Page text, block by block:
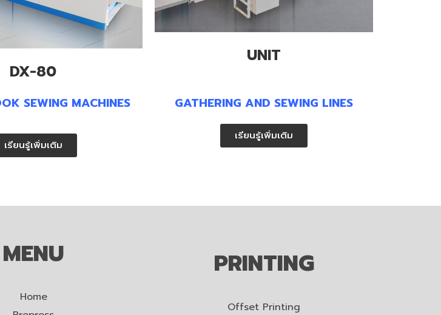
DX-80
SEWING MACHINES
เรียนรู้เพิ่มเติม
UNIT
GATHERING AND SEWING LINES
เรียนรู้เพิ่มเติม
MENU
Home
PRINTING
Offset Printing